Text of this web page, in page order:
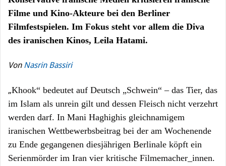
Filme und Kino-Akteure bei den Berliner
Filmfestspielen. Im Fokus steht vor allem die Diva
des iranischen Kinos, Leila Hatami.
Von Nasrin Bassiri
„Khook“ bedeutet auf Deutsch „Schwein“ – das Tier, das
im Islam als unrein gilt und dessen Fleisch nicht verzehrt
werden darf. In Mani Haghighis gleichnamigem
iranischen Wettbewerbsbeitrag bei der am Wochenende
zu Ende gegangenen diesjährigen Berlinale köpft ein
Serienmörder im Iran vier kritische Filmemacher_innen.